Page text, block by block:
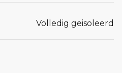
Volledig geisoleerd